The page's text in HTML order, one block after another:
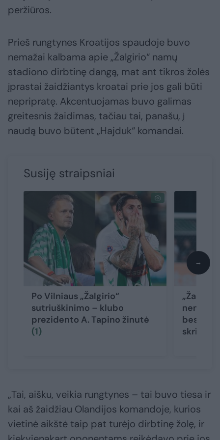
peržiūros.
Prieš rungtynes Kroatijos spaudoje buvo
nemažai kalbama apie „Žalgirio“ namų
stadiono dirbtinę dangą, mat ant tikros žolės
įprastai žaidžiantys kroatai prie jos gali būti
nepripratę. Akcentuojamas buvo galimas
greitesnis žaidimas, tačiau tai, panašu, į
naudą buvo būtent „Hajduk“ komandai.
Susiję straipsniai
Po Vilniaus „Žalgirio“
sutriuškinimo – klubo
prezidento A. Tapino žinutė
(1)
skriejo
→
„Tai, aišku, veikia rungtynes – tai buvo tiesa ir
kai aš žaidžiau Olandijos komandoje, kurios
vietinė aikštė taip pat turėjo dirbtinę žolę, ir